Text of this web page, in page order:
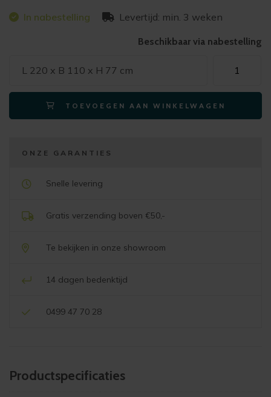
was:
is:
In nabestelling Levertijd: min. 3 weken
Beschikbaar via nabestelling
L 220 x B 110 x H 77 cm
ARVADA
ellips
220x110cm
TOEVOEGEN AAN WINKELWAGEN
ONZE GARANTIES
Snelle levering
Gratis verzending boven €50,-
Te bekijken in onze showroom
14 dagen bedenktijd
0499 47 70 28
Product­specificaties